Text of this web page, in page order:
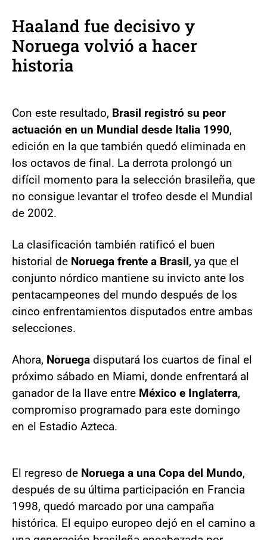
Haaland fue decisivo y
Noruega volvió a hacer
historia
Con este resultado, Brasil registró su peor
actuación en un Mundial desde Italia 1990,
edición en la que también quedó eliminada en
los octavos de final. La derrota prolongó un
difícil momento para la selección brasileña, que
no consigue levantar el trofeo desde el Mundial
de 2002.
La clasificación también ratificó el buen
historial de Noruega frente a Brasil, ya que el
conjunto nórdico mantiene su invicto ante los
pentacampeones del mundo después de los
cinco enfrentamientos disputados entre ambas
selecciones.
Ahora, Noruega disputará los cuartos de final el
próximo sábado en Miami, donde enfrentará al
ganador de la llave entre México e Inglaterra,
compromiso programado para este domingo
en el Estadio Azteca.
El regreso de Noruega a una Copa del Mundo,
después de su última participación en Francia
1998, quedó marcado por una campaña
histórica. El equipo europeo dejó en el camino a